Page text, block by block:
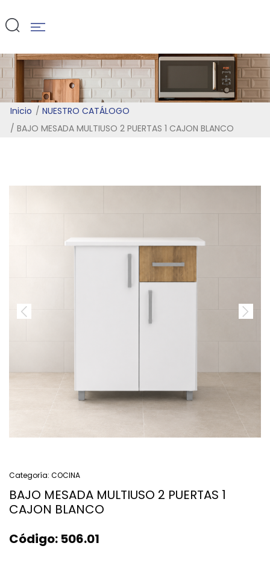
Inicio
NUESTRO CATÁLOGO
BAJO MESADA MULTIUSO 2 PUERTAS 1 CAJON BLANCO
Categoría: COCINA
BAJO MESADA MULTIUSO 2 PUERTAS 1
CAJON BLANCO
Código: 506.01